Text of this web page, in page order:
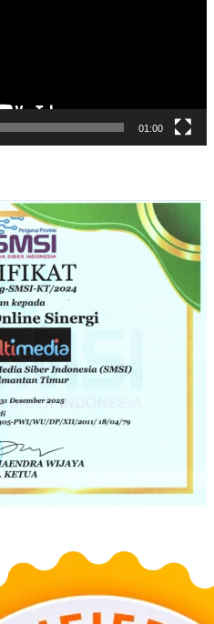
01:00